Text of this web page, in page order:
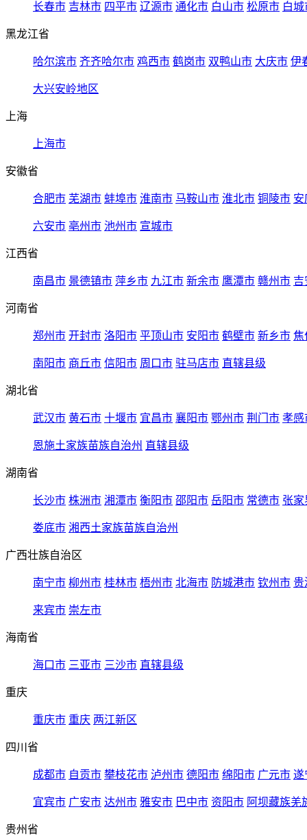
长春市 吉林市 四平市 辽源市 通化市 白山市 松原市 白城
黑龙江省
哈尔滨市 齐齐哈尔市 鸡西市 鹤岗市 双鸭山市 大庆市 伊
大兴安岭地区
上海
上海市
安徽省
合肥市 芜湖市 蚌埠市 淮南市 马鞍山市 淮北市 铜陵市 安
六安市 亳州市 池州市 宣城市
江西省
南昌市 景德镇市 萍乡市 九江市 新余市 鹰潭市 赣州市 吉
河南省
郑州市 开封市 洛阳市 平顶山市 安阳市 鹤壁市 新乡市 焦
南阳市 商丘市 信阳市 周口市 驻马店市 直辖县级
湖北省
武汉市 黄石市 十堰市 宜昌市 襄阳市 鄂州市 荆门市 孝感
恩施土家族苗族自治州 直辖县级
湖南省
长沙市 株洲市 湘潭市 衡阳市 邵阳市 岳阳市 常德市 张家
娄底市 湘西土家族苗族自治州
广西壮族自治区
南宁市 柳州市 桂林市 梧州市 北海市 防城港市 钦州市 贵
来宾市 崇左市
海南省
海口市 三亚市 三沙市 直辖县级
重庆
重庆市 重庆 两江新区
四川省
成都市 自贡市 攀枝花市 泸州市 德阳市 绵阳市 广元市 遂
宜宾市 广安市 达州市 雅安市 巴中市 资阳市 阿坝藏族羌
贵州省